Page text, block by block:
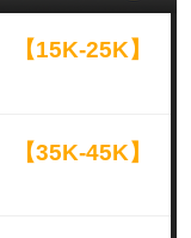
【15K-25K】
【35K-45K】